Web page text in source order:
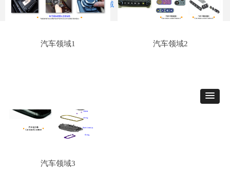
汽车领域1 汽车领域2
汽车领域3
首页 ꄲ 结构件 ꄲ 汽车领域